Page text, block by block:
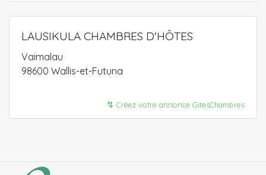
LAUSIKULA CHAMBRES D'HÔTES
Vaimalau
98600 Wallis-et-Futuna
↯ Créez votre annonce GitesChambres